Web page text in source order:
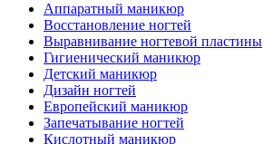
Аппаратный маникюр
Восстановление ногтей
Выравнивание ногтевой пластины
Гигиенический маникюр
Детский маникюр
Дизайн ногтей
Европейский маникюр
Запечатывание ногтей
Кислотный маникюр